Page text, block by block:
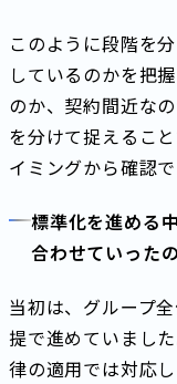
このように段階を
しているのかを把
のか、契約間近な
を分けて捉えるこ
イミングから確認
標準化を進める
合わせていった
当初は、グループ
提で進めていまし
律の適用では対応